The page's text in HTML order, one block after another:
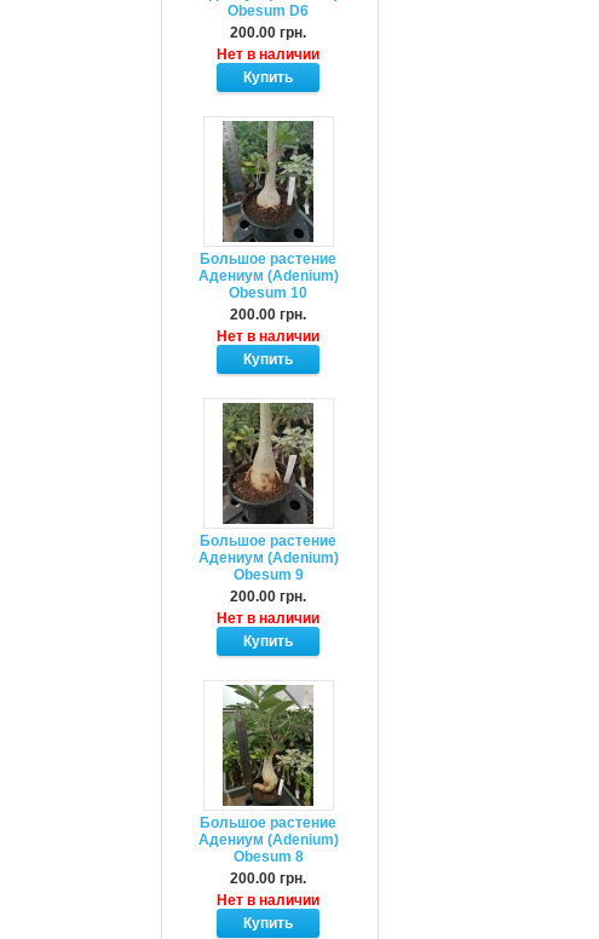
Obesum D6
200.00 грн.
Нет в наличии
Большое растение
Адениум (Adenium)
Obesum 10
200.00 грн.
Нет в наличии
Большое растение
Адениум (Adenium)
Obesum 9
200.00 грн.
Нет в наличии
Большое растение
Адениум (Adenium)
Obesum 8
200.00 грн.
Нет в наличии